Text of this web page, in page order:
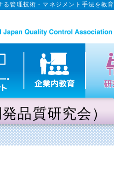
管理技術・マネジメント手法を教
品質研究会）